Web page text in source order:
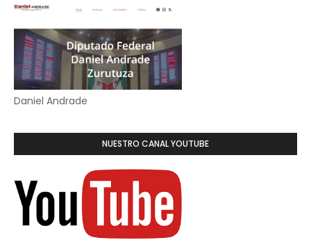
Daniel Andrade
NUESTRO CANAL YOUTUBE